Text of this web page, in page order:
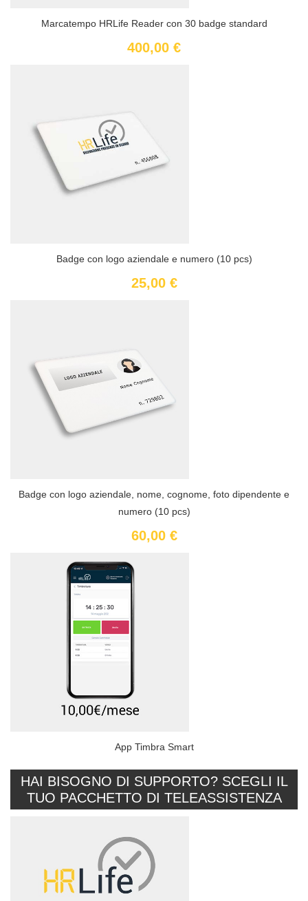
Marcatempo HRLife Reader con 30 badge standard
400,00 €
Badge con logo aziendale e numero (10 pcs)
25,00 €
Badge con logo aziendale, nome, cognome, foto dipendente e
numero (10 pcs)
60,00 €
App Timbra Smart
HAI BISOGNO DI SUPPORTO? SCEGLI IL
TUO PACCHETTO DI TELEASSISTENZA